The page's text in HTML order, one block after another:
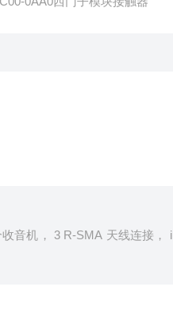
音机， 3 R-SMA 天线连接，